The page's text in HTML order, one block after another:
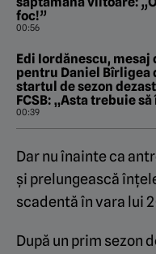
foc!”
00:56
Edi Iordănescu, mesaj
pentru Daniel Bîrligea
startul de sezon
FCSB: „Asta trebuie
înainte de orice!”
00:39
Dar nu înainte ca
și prelungească
scadentă în vara lui
După un prim sezon